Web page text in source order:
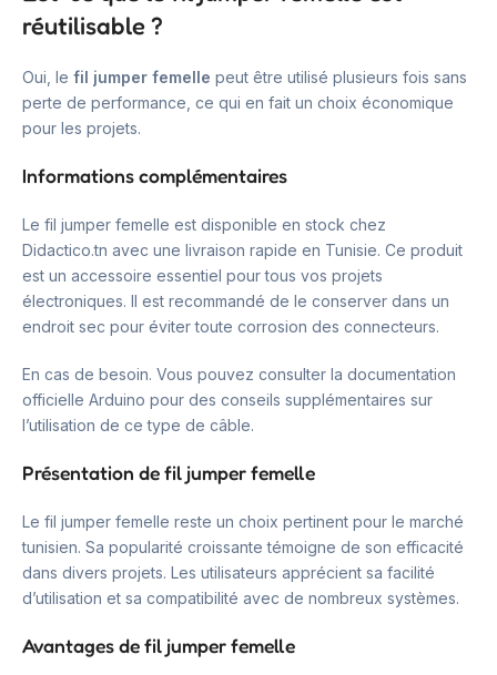
réutilisable ?
Oui, le fil jumper femelle peut être utilisé plusieurs fois sans
perte de performance, ce qui en fait un choix économique
pour les projets.
Informations complémentaires
Le fil jumper femelle est disponible en stock chez
Didactico.tn avec une livraison rapide en Tunisie. Ce produit
est un accessoire essentiel pour tous vos projets
électroniques. Il est recommandé de le conserver dans un
endroit sec pour éviter toute corrosion des connecteurs.
En cas de besoin. Vous pouvez consulter la documentation
officielle Arduino pour des conseils supplémentaires sur
l’utilisation de ce type de câble.
Présentation de fil jumper femelle
Le fil jumper femelle reste un choix pertinent pour le marché
tunisien. Sa popularité croissante témoigne de son efficacité
dans divers projets. Les utilisateurs apprécient sa facilité
d’utilisation et sa compatibilité avec de nombreux systèmes.
Avantages de fil jumper femelle